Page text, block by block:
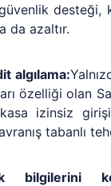
desteği,
da azaltır.
algılama:
özelliği olan
kasa izinsiz
tabanlı
bilgilerini